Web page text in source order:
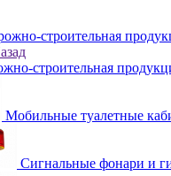
строительная
строительная
Мобильные туалетные
Сигнальные фонари и